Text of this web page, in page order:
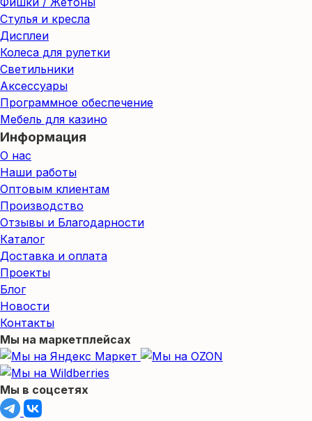
Стулья и кресла
Дисплеи
Колеса для рулетки
Светильники
Аксессуары
Программное обеспечение
Мебель для казино
Информация
О нас
Наши работы
Оптовым клиентам
Производство
Отзывы и Благодарности
Каталог
Доставка и оплата
Проекты
Блог
Новости
Контакты
Мы на маркетплейсах
Мы в соцсетях